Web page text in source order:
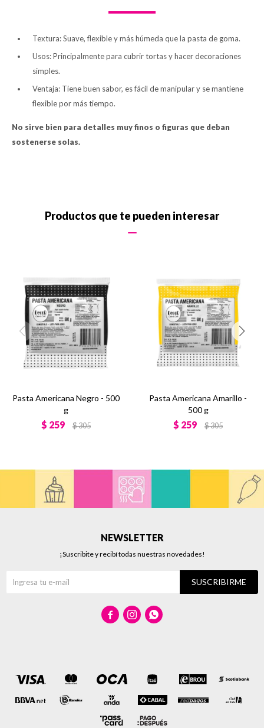
Textura: Suave, flexible y más húmeda que la pasta de goma.
Usos: Principalmente para cubrir tortas y hacer decoraciones
simples.
Ventaja: Tiene buen sabor, es fácil de manipular y se mantiene
flexible por más tiempo.
No sirve bien para detalles muy finos o figuras que deban
sostenerse solas.
Productos que te pueden interesar
Pasta Americana Negro - 500
g
$ 259 $305
Pasta Americana Amarillo -
500 g
$ 259 $305
NEWSLETTER
¡Suscribite y recibí todas nuestras novedades!
SUSCRIBIRME
  